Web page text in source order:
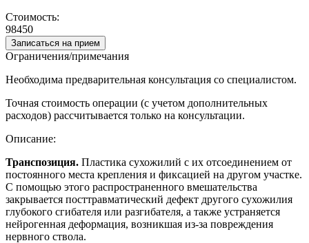
Стоимость:
98450
Записаться на прием
Ограничения/примечания
Необходима предварительная консультация со специалистом.
Точная стоимость операции (с учетом дополнительных
расходов) рассчитывается только на консультации.
Описание:
Транспозиция. Пластика сухожилий с их отсоединением от
постоянного места крепления и фиксацией на другом участке.
С помощью этого распространенного вмешательства
закрывается посттравматический дефект другого сухожилия
глубокого сгибателя или разгибателя, а также устраняется
нейрогенная деформация, возникшая из-за повреждения
нервного ствола.